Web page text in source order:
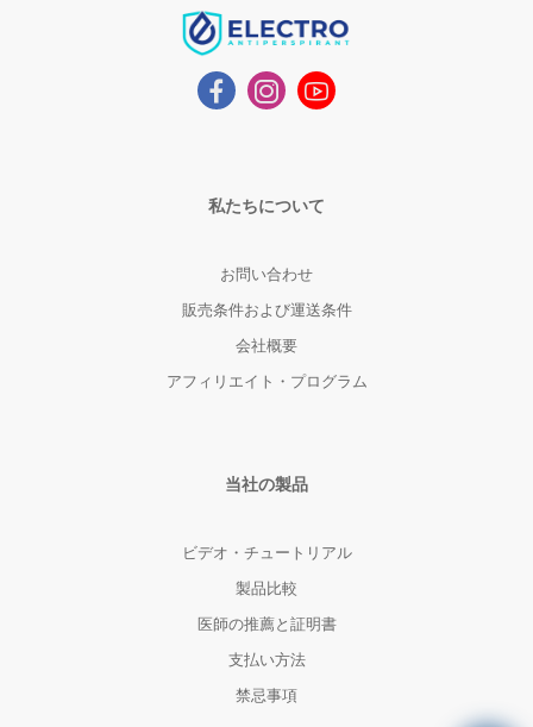
私たちについて
お問い合わせ
販売条件および運送条件
会社概要
アフィリエイト・プログラム
当社の製品
ビデオ・チュートリアル
製品比較
医師の推薦と証明書
支払い方法
禁忌事項